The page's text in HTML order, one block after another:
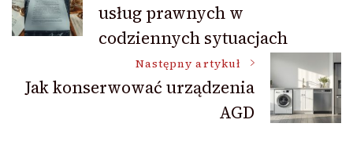
wpisuusług prawnych w
codziennych sytuacjach
Następny artykuł
Jak konserwować urządzenia
AGD